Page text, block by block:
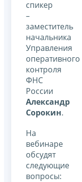
спикер
–
заместитель
начальника
Управления
оперативного
контроля
ФНС
России
Александр
Сорокин.
На
вебинаре
обсудят
следующие
вопросы: